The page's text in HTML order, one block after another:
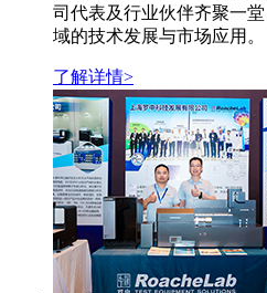
司代表及行业伙伴齐聚一
域的技术发展与市场应用。
了解详情>